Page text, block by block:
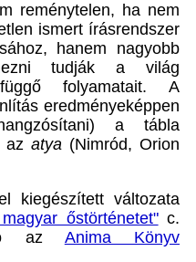
reménytelen, ha nem
ismert írásrendszer
hanem nagyobb
tudják a világ
folyamatait. A
eredményeképpen
a tábla
azatya (Nimród, Orion
kiegészített változata
őstörténetet"c.
az Anima Könyv